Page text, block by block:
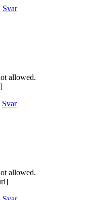
Svar
allowed.
Svar
allowed.